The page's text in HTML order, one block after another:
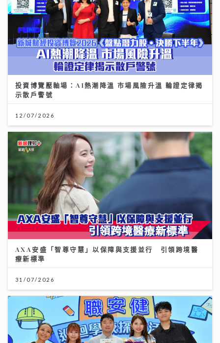
投資博覽壓軸場：AI熱潮降溫 市場風險升溫 輪證定律揭
示散戶警號
12/07/2026
AXA安盛「智尊守慧」以保障與支援並行 引領跨境醫
療新標準
31/07/2026